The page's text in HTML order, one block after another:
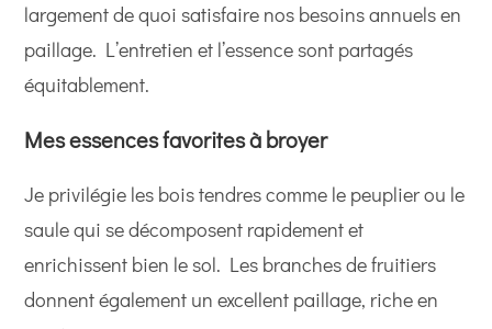
largement de quoi satisfaire nos besoins annuels en
paillage. L’entretien et l’essence sont partagés
équitablement.
Mes essences favorites à broyer
Je privilégie les bois tendres comme le peuplier ou le
saule qui se décomposent rapidement et
enrichissent bien le sol. Les branches de fruitiers
donnent également un excellent paillage, riche en